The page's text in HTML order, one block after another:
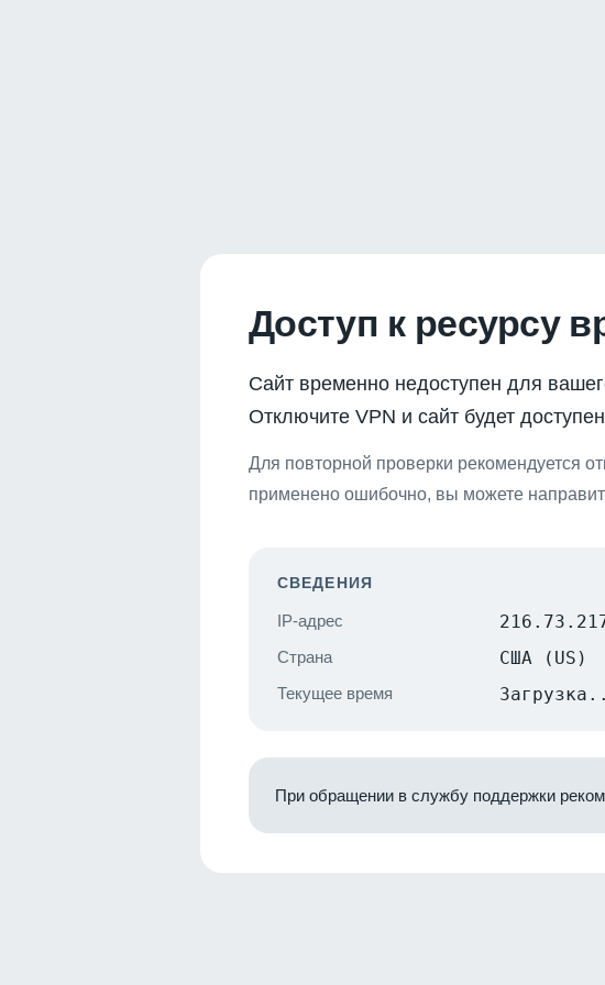
Доступ к ресурсу
Сайт временно недоступен для
Отключите VPN и сайт будет
Для повторной проверки рекомендуется
применено ошибочно, вы можете
СВЕДЕНИЯ
IP-адрес
Страна США (US)
Текущее время
При обращении в службу поддержки